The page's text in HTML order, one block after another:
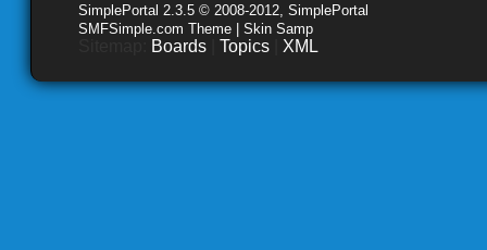
SimplePortal 2.3.5 © 2008-2012, SimplePortal
SMFSimple.com Theme | Skin Samp
Boards Topics XML